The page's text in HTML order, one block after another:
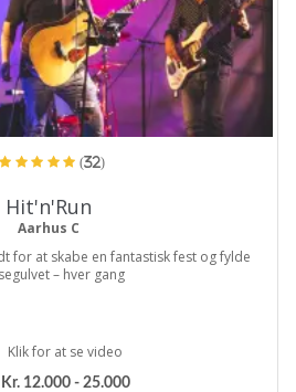
(32)
Hit'n'Run
Aarhus C
for at skabe en fantastisk fest og fylde
– hver gang
Klik for at se video
Kr. 12.000 - 25.000